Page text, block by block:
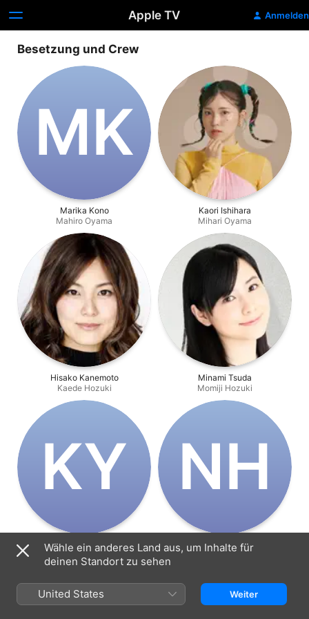
Apple TV Anmelden
Besetzung und Crew
M‌K
Marika Kono
Mahiro Oyama
Kaori Ishihara
Mihari Oyama
Hisako Kanemoto
Kaede Hozuki
Minami Tsuda
Momiji Hozuki
K‌Y
Kana Yūki
Asahi Oka
N‌H
Natsumi Hioka
Miyo Murosaki
Wähle ein anderes Land aus, um Inhalte für
deinen Standort zu sehen
United States Weiter